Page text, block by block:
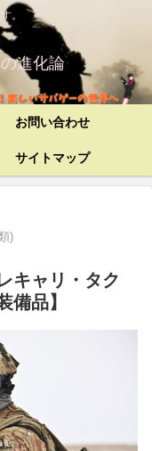
。
進化論
お問い合わせ
サイトマップ
)
キャリ・タク
備品】